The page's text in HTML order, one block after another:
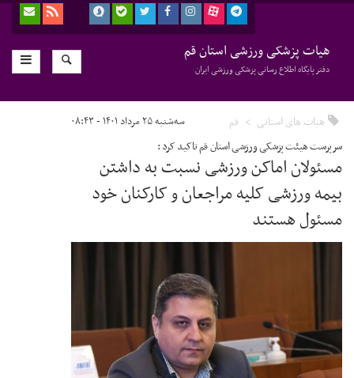
هیات پزشکی ورزشی استان قم
دفتر پایگاه اطلاع رسانی پزشکی ورزشی ایران
هیات های استانی قم سه‌شنبه ۲۵ مرداد ۱۴۰۱ - ۰۸:۴۳
سرپرست هیئت پزشکی ورزشی استان قم تاکید کرد :
مسئولان اماکن ورزشی نسبت به داشتن
بیمه ورزشی کلیه مراجعان و کارکنان خود
مسئول هستند